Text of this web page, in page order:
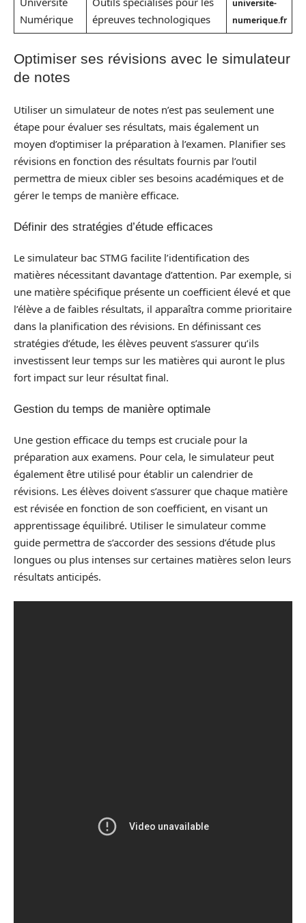
Numérique
épreuves technologiques
universite-
numerique.fr
Optimiser ses révisions avec le simulateur
de notes
Utiliser un simulateur de notes n’est pas seulement une
étape pour évaluer ses résultats, mais également un
moyen d’optimiser la préparation à l’examen. Planifier ses
révisions en fonction des résultats fournis par l’outil
permettra de mieux cibler ses besoins académiques et de
gérer le temps de manière efficace.
Définir des stratégies d’étude efficaces
Le simulateur bac STMG facilite l’identification des
matières nécessitant davantage d’attention. Par exemple, si
une matière spécifique présente un coefficient élevé et que
l’élève a de faibles résultats, il apparaîtra comme prioritaire
dans la planification des révisions. En définissant ces
stratégies d’étude, les élèves peuvent s’assurer qu’ils
investissent leur temps sur les matières qui auront le plus
fort impact sur leur résultat final.
Gestion du temps de manière optimale
Une gestion efficace du temps est cruciale pour la
préparation aux examens. Pour cela, le simulateur peut
également être utilisé pour établir un calendrier de
révisions. Les élèves doivent s’assurer que chaque matière
est révisée en fonction de son coefficient, en visant un
apprentissage équilibré. Utiliser le simulateur comme
guide permettra de s’accorder des sessions d’étude plus
longues ou plus intenses sur certaines matières selon leurs
résultats anticipés.